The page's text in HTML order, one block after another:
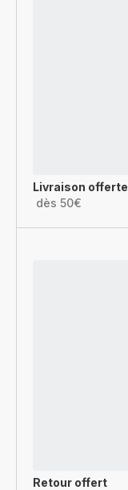
Livraison offerte
dès 50€
Retour offert